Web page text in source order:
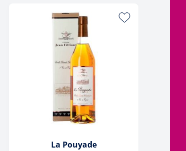
La Pouyade